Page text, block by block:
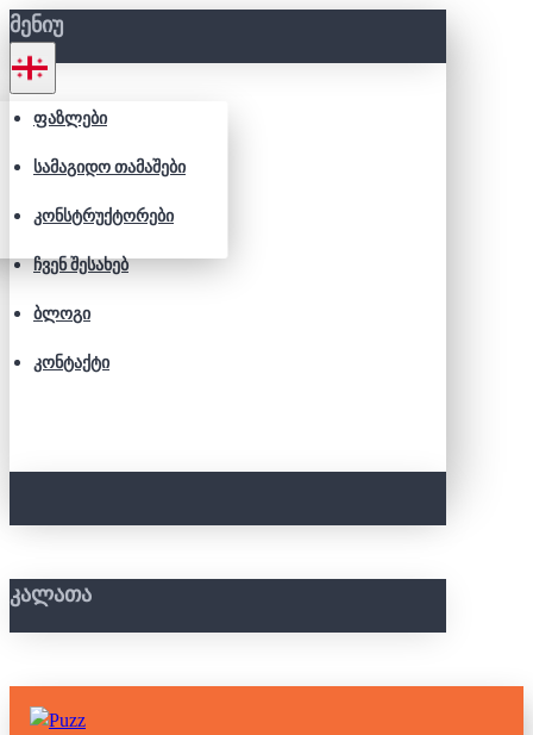
ᲛᲔᲜᲘᲣ
ᲤᲐᲖᲚᲔᲑᲘ
ᲡᲐᲛᲐᲒᲘᲓᲝ ᲗᲐᲛᲐᲨᲔᲑᲘ
ᲙᲝᲜᲡᲢᲠᲣᲥᲢᲝᲠᲔᲑᲘ
ᲩᲕᲔᲜ ᲨᲔᲡᲐᲮᲔᲑ
ᲑᲚᲝᲒᲘ
ᲙᲝᲜᲢᲐᲥᲢᲘ
ᲙᲐᲚᲐᲗᲐ